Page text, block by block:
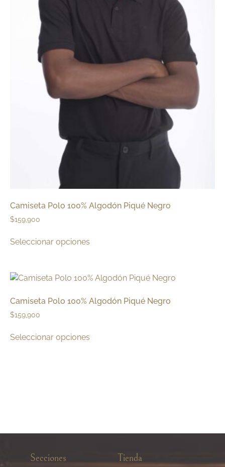
Camiseta Polo 100% Algodón Piqué Negro
$159,900
Seleccionar opciones
Camiseta Polo 100% Algodón Piqué Negro
$159,900
Seleccionar opciones
Secciones Tienda